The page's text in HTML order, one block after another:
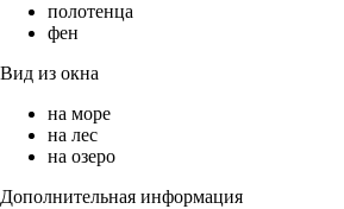
полотенца
фен
Вид из окна
на море
на лес
на озеро
Дополнительная информация